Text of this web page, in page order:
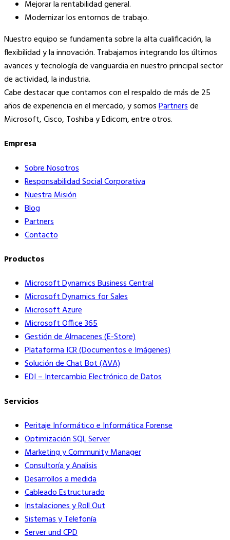
Mejorar la rentabilidad general.
Modernizar los entornos de trabajo.
Nuestro equipo se fundamenta sobre la alta cualificación, la
flexibilidad y la innovación. Trabajamos integrando los últimos
avances y tecnología de vanguardia en nuestro principal sector
de actividad, la industria.
Cabe destacar que contamos con el respaldo de más de 25
años de experiencia en el mercado, y somosPartnersde
Microsoft, Cisco, Toshiba y Edicom, entre otros.
Empresa
Sobre Nosotros
Responsabilidad Social Corporativa
Nuestra Misión
Blog
Partners
Contacto
Productos
Microsoft Dynamics Business Central
Microsoft Dynamics for Sales
Microsoft Azure
Microsoft Office 365
Gestión de Almacenes (E-Store)
Plataforma ICR (Documentos e Imágenes)
Solución de Chat Bot (AVA)
EDI – Intercambio Electrónico de Datos
Servicios
Peritaje Informático e Informática Forense
Optimización SQL Server
Marketing y Community Manager
Consultoría y Analisis
Desarrollos a medida
Cableado Estructurado
Instalaciones y Roll Out
Sistemas y Telefonía
Server und CPD